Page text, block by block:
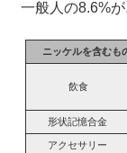
一般人の8.6%
ニッケルを含む
飲食
形状記憶合金
アクセサリー